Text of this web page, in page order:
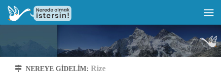
NEREYE GIDELIM: Rize